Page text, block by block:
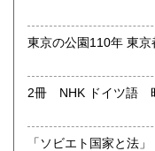
出張費は無料です。
いお宅の買取は、遠
取り扱い分野
社会科学、美術工芸
本店）西沢園（長野
坂市梅の園茶店）奈
（信州長野市新町 茶
2冊 NHK ドイツ語
「ソビエト国家と法